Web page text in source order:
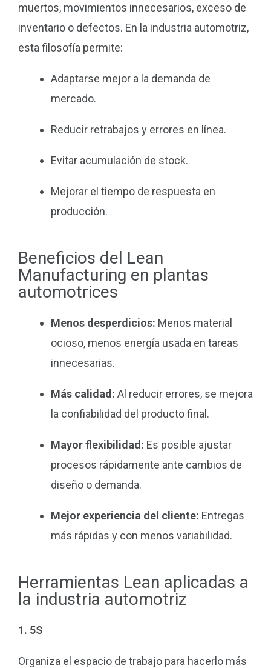
muertos, movimientos innecesarios, exceso de
inventario o defectos. En la industria automotriz,
esta filosofía permite:
Adaptarse mejor a la demanda de
mercado.
Reducir retrabajos y errores en línea.
Evitar acumulación de stock.
Mejorar el tiempo de respuesta en
producción.
Beneficios del Lean
Manufacturing en plantas
automotrices
Menos desperdicios: Menos material
ocioso, menos energía usada en tareas
innecesarias.
Más calidad: Al reducir errores, se mejora
la confiabilidad del producto final.
Mayor flexibilidad: Es posible ajustar
procesos rápidamente ante cambios de
diseño o demanda.
Mejor experiencia del cliente: Entregas
más rápidas y con menos variabilidad.
Herramientas Lean aplicadas a
la industria automotriz
1. 5S
Organiza el espacio de trabajo para hacerlo más